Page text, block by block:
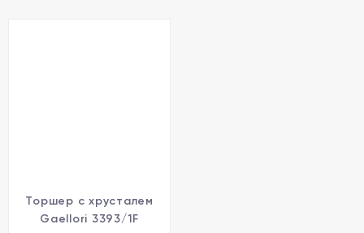
Торшер с хрусталем
Gaellori 3393/1F